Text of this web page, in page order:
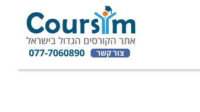
צור קשר 077-7060890